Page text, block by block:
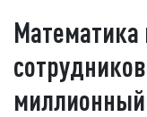
Математика